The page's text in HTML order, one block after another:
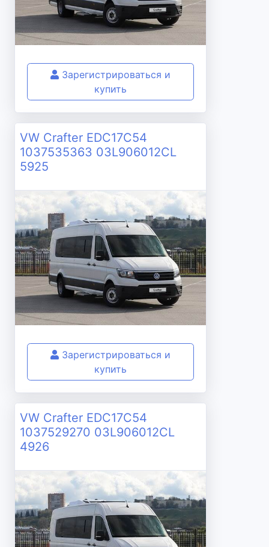
Зарегистрироваться и
купить
VW Crafter EDC17C54
1037535363 03L906012CL
5925
Зарегистрироваться и
купить
VW Crafter EDC17C54
1037529270 03L906012CL
4926